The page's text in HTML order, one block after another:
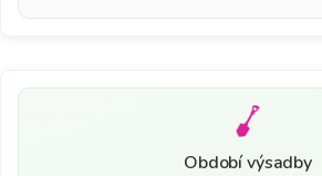
Období výsadby